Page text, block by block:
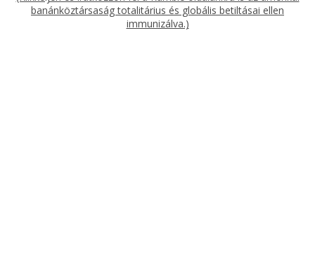
banánköztársaság totalitárius és globális betiltásai ellen
immunizálva.)